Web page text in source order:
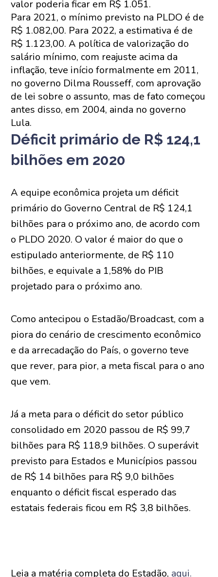
valor poderia ficar em R$ 1.051.
Para 2021, o mínimo previsto na PLDO é de
R$ 1.082,00. Para 2022, a estimativa é de
R$ 1.123,00. A política de valorização do
salário mínimo, com reajuste acima da
inflação, teve início formalmente em 2011,
no governo Dilma Rousseff, com aprovação
de lei sobre o assunto, mas de fato começou
antes disso, em 2004, ainda no governo
Lula.
Déficit primário de R$ 124,1
bilhões em 2020
A equipe econômica projeta um déficit
primário do Governo Central de R$ 124,1
bilhões para o próximo ano, de acordo com
o PLDO 2020. O valor é maior do que o
estipulado anteriormente, de R$ 110
bilhões, e equivale a 1,58% do PIB
projetado para o próximo ano.
Como antecipou o Estadão/Broadcast, com a
piora do cenário de crescimento econômico
e da arrecadação do País, o governo teve
que rever, para pior, a meta fiscal para o ano
que vem.
Já a meta para o déficit do setor público
consolidado em 2020 passou de R$ 99,7
bilhões para R$ 118,9 bilhões. O superávit
previsto para Estados e Municípios passou
de R$ 14 bilhões para R$ 9,0 bilhões
enquanto o déficit fiscal esperado das
estatais federais ficou em R$ 3,8 bilhões.
Leia a matéria completa do Estadão, aqui.